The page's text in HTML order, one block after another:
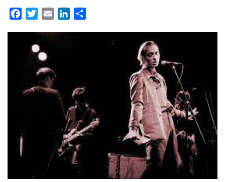
FacebookTwitterEmail LinkedIn